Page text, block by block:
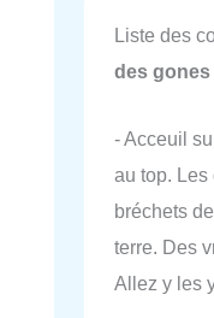
Liste des
des gones
- Acceuil
au top.
bréchets
terre. Des
Allez y les